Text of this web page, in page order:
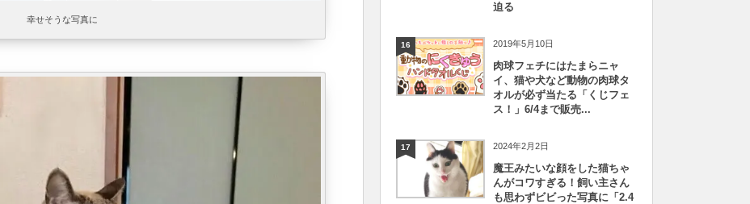
幸せそうな写真に
迫る
16 2019年5月10日
肉球フェチにはたまらニャ
イ、猫や犬など動物の肉球タ
オルが必ず当たる「くじフェ
ス！」6/4まで販売...
17 2024年2月2日
魔王みたいな顔をした猫ちゃ
んがコワすぎる！飼い主さん
も思わずビビった写真に「2.4